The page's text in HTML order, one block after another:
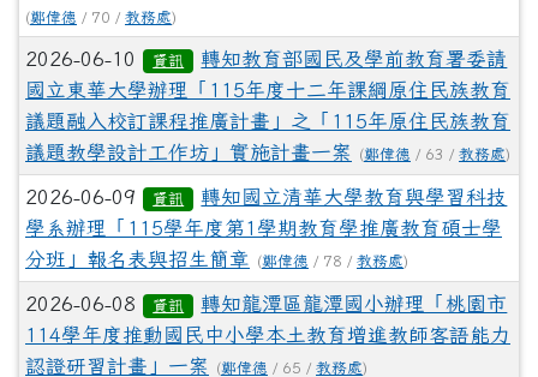
(鄭偉德 / 70 / 教務處)
2026-06-10 資訊
轉知教育部國民及學前教育署委請
國立東華大學辦理「115年度十二年課綱原住民族教育
議題融入校訂課程推廣計畫」之「115年原住民族教育
議題教學設計工作坊」實施計畫一案
(鄭偉德 / 63 / 教務處)
2026-06-09 資訊
轉知國立清華大學教育與學習科技
學系辦理「115學年度第1學期教育學推廣教育碩士學
分班」報名表與招生簡章
(鄭偉德 / 78 / 教務處)
2026-06-08 資訊
轉知龍潭區龍潭國小辦理「桃園市
114學年度推動國民中小學本土教育增進教師客語能力
認證研習計畫」一案
(鄭偉德 / 65 / 教務處)